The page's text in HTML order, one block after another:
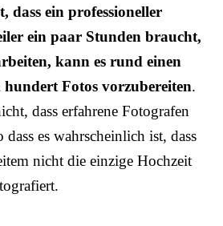
dass ein professioneller
ein paar Stunden braucht,
kann es rund einen
Fotos vorzubereiten.
dass erfahrene Fotografen
es wahrscheinlich ist, dass
nicht die einzige Hochzeit